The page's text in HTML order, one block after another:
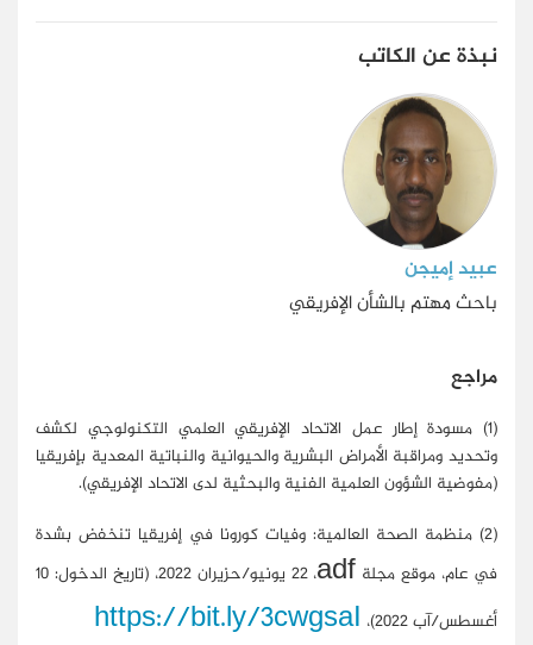
نبذة عن الكاتب
عبيد إميجن
باحث مهتم بالشأن الإفريقي
مراجع
(1)
مسودة إطار عمل الاتحاد الإفريقي العلمي التكنولوجي لكشف
وتحديد ومراقبة الأمراض البشرية والحيوانية والنباتية المعدية بإفريقيا
(مفوضية الشؤون العلمية الفنية والبحثية لدى الاتحاد الإفريقي).
(2)
منظمة الصحة العالمية: وفيات كورونا في إفريقيا تنخفض بشدة
في عام، موقع مجلة adf
، 22 يونيو/حزيران 2022، (تاريخ الدخول: 10
أغسطس/آب 2022)،
https://bit.ly/3cwgsaI